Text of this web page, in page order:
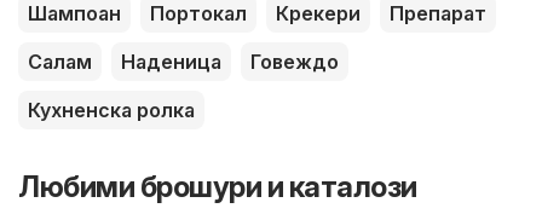
Шампоан
Портокал Крекери
Препарат
Салам
Наденица
Говеждо
Кухненска ролка
Любими брошури и каталози